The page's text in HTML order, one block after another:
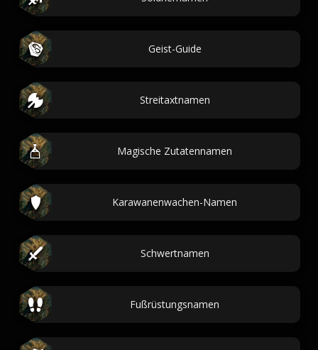
Geist-Guide
Streitaxtnamen
Magische Zutatennamen
Karawanenwachen-Namen
Schwertnamen
Fußrüstungsnamen